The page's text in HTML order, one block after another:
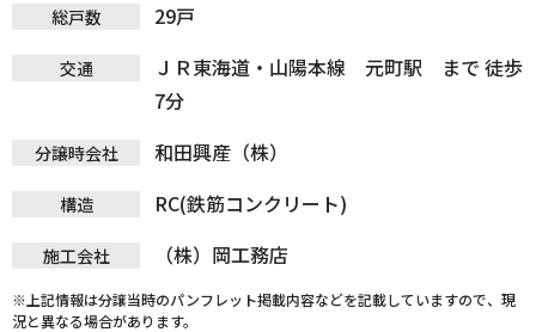
総戸数 29戸
交通
ＪＲ東海道・山陽本線 元町駅 まで 徒歩
7分
分譲時会社 和田興産（株）
構造 RC(鉄筋コンクリート)
施工会社 （株）岡工務店
※上記情報は分譲当時のパンフレット掲載内容などを記載していますので、現
況と異なる場合があります。